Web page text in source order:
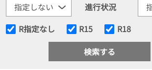
進行状況
R指定なし R15 R18